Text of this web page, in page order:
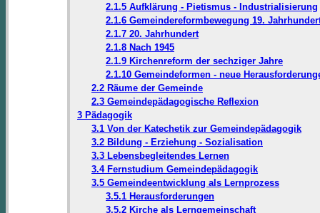
2.1.5 Aufklärung - Pietismus - Industrialisierung
2.1.6 Gemeindereformbewegung 19.
2.1.7 20. Jahrhundert
2.1.8 Nach 1945
2.1.9 Kirchenreform der sechziger Jahre
2.1.10 Gemeindeformen - neue
2.2 Räume der Gemeinde
2.3 Gemeindepädagogische Reflexion
3 Pädagogik
3.1 Von der Katechetik zur Gemeindepädagogik
3.2 Bildung - Erziehung - Sozialisation
3.3 Lebensbegleitendes Lernen
3.4 Fernstudium Gemeindepädagogik
3.5 Gemeindeentwicklung als Lernprozess
3.5.1 Herausforderungen
3.5.2 Kirche als Lerngemeinschaft